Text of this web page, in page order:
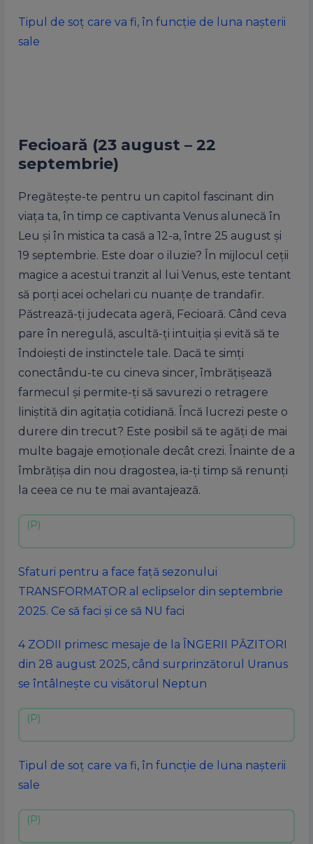
Tipul de soț care va fi, în funcție de luna nașterii
sale
Fecioară (23 august – 22
septembrie)
Pregătește-te pentru un capitol fascinant din
viața ta, în timp ce captivanta Venus alunecă în
Leu și în mistica ta casă a 12-a, între 25 august și
19 septembrie. Este doar o iluzie? În mijlocul ceții
magice a acestui tranzit al lui Venus, este tentant
să porți acei ochelari cu nuanțe de trandafir.
Păstrează-ți judecata ageră, Fecioară. Când ceva
pare în neregulă, ascultă-ți intuiția și evită să te
îndoiești de instinctele tale. Dacă te simți
conectându-te cu cineva sincer, îmbrățișează
farmecul și permite-ți să savurezi o retragere
liniștită din agitația cotidiană. Încă lucrezi peste o
durere din trecut? Este posibil să te agăți de mai
multe bagaje emoționale decât crezi. Înainte de a
îmbrățișa din nou dragostea, ia-ți timp să renunți
la ceea ce nu te mai avantajează.
Sfaturi pentru a face față sezonului
TRANSFORMATOR al eclipselor din septembrie
2025. Ce să faci și ce să NU faci
4 ZODII primesc mesaje de la ÎNGERII PĂZITORI
din 28 august 2025, când surprinzătorul Uranus
se întâlnește cu visătorul Neptun
Tipul de soț care va fi, în funcție de luna nașterii
sale